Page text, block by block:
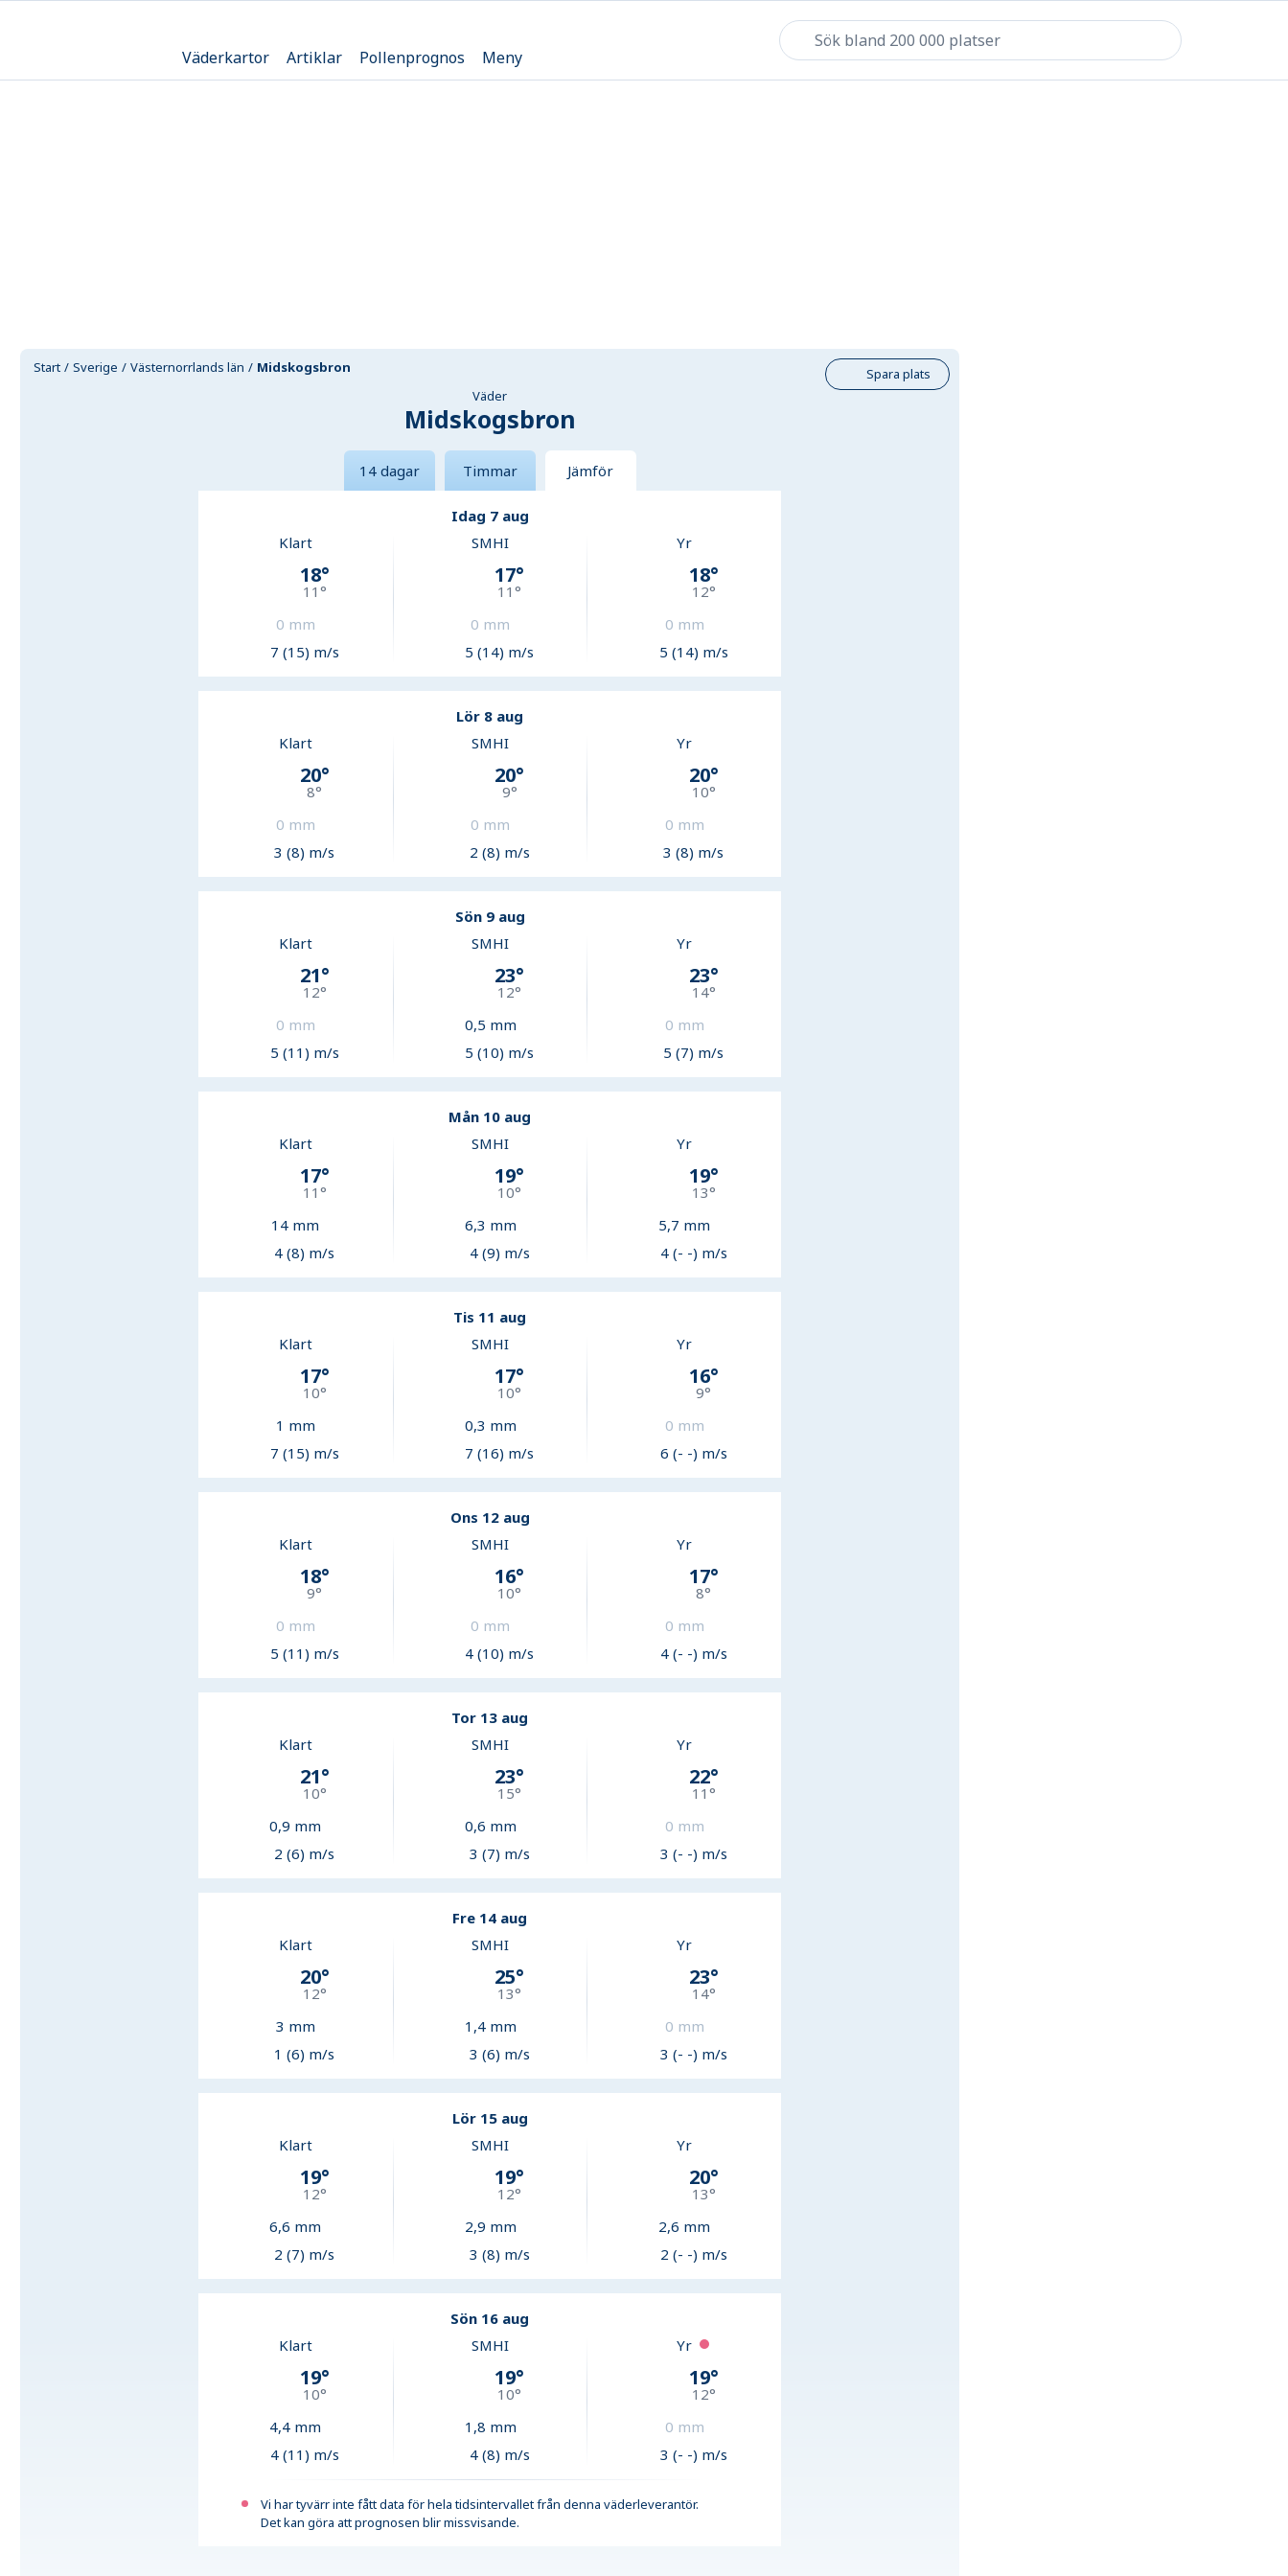
Väderkartor Artiklar Pollenprognos Meny
Start Sverige Västernorrlands län Midskogsbron
Spara plats
Väder
Midskogsbron
14 dagar Timmar Jämför
Idag 7 aug
Klart
18°
11 °
0 mm
7 (15) m/s
SMHI
17°
11 °
0 mm
5 (14) m/s
Yr
18°
12°
0 mm
5 (14) m/s
Lör 8 aug
Klart
20°
8°
0 mm
3 (8) m/s
SMHI
20°
9°
0 mm
2 (8) m/s
Yr
20°
10°
0 mm
3 (8) m/s
Sön 9 aug
Klart
21°
12°
0 mm
5 (11) m/s
SMHI
23°
12°
0,5 mm
5 (10) m/s
Yr
23°
14°
0 mm
5 (7) m/s
Mån 10 aug
Klart
17°
11 °
14 mm
4 (8) m/s
SMHI
19°
10°
6,3 mm
4 (9) m/s
Yr
19°
13°
5,7 mm
4 (- -) m/s
Tis 11 aug
Klart
17°
10°
1 mm
7 (15) m/s
SMHI
17°
10°
0,3 mm
7 (16) m/s
Yr
16°
9°
0 mm
6 (- -) m/s
Ons 12 aug
Klart
18°
9°
0 mm
5 (11) m/s
SMHI
16°
10°
0 mm
4 (10) m/s
Yr
17°
8°
0 mm
4 (- -) m/s
Tor 13 aug
Klart
21°
10°
0,9 mm
2 (6) m/s
SMHI
23°
15°
0,6 mm
3 (7) m/s
Yr
22°
11 °
0 mm
3 (- -) m/s
Fre 14 aug
Klart
20°
12°
3 mm
1 (6) m/s
SMHI
25°
13°
1,4mm
3 (6) m/s
Yr
23°
14°
0 mm
3 (- -) m/s
Lör 15 aug
Klart
19°
12°
6,6 mm
2 (7) m/s
SMHI
19°
12°
2,9 mm
3 (8) m/s
Yr
20°
13°
2,6 mm
2 (- -) m/s
Sön 16 aug
Klart
19°
10°
4,4 mm
4 (11) m/s
SMHI
19°
10°
1,8 mm
4 (8) m/s
Yr
19°
12°
0 mm
3 (- -) m/s
Vi har tyvärr inte fått data för hela tidsintervallet från denna väderleverantör.
Det kan göra att prognosen blir missvisande.